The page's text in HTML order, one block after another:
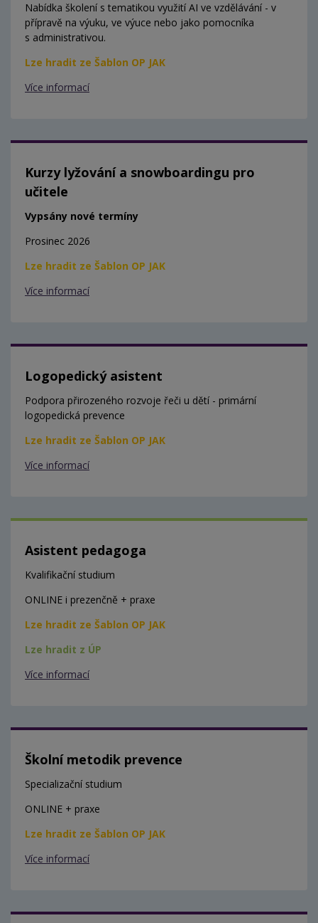
Nabídka školení s tematikou využití AI ve vzdělávání - v
přípravě na výuku, ve výuce nebo jako pomocníka
s administrativou.
Lze hradit ze Šablon OP JAK
Více informací
Kurzy lyžování a snowboardingu pro
učitele
Vypsány nové termíny
Prosinec 2026
Lze hradit ze Šablon OP JAK
Více informací
Logopedický asistent
Podpora přirozeného rozvoje řeči u dětí - primární
logopedická prevence
Lze hradit ze Šablon OP JAK
Více informací
Asistent pedagoga
Kvalifikační studium
ONLINE i prezenčně + praxe
Lze hradit ze Šablon OP JAK
Lze hradit z ÚP
Více informací
Školní metodik prevence
Specializační studium
ONLINE + praxe
Lze hradit ze Šablon OP JAK
Více informací